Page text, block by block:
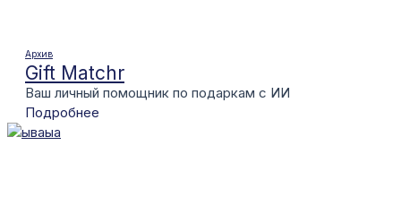
Архив
Gift Matchr
Ваш личный помощник по подаркам с ИИ
Подробнее